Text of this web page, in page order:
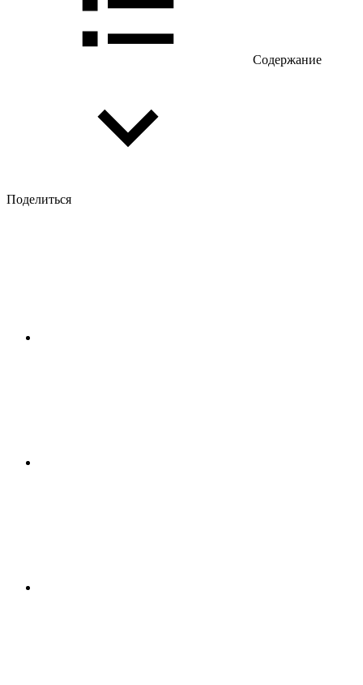
Содержание
Поделиться